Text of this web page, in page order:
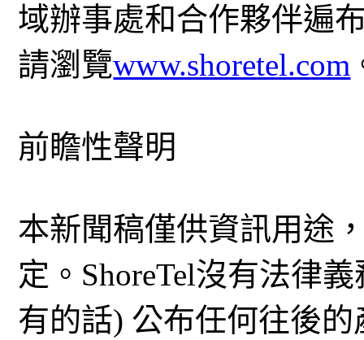
域辦事處和合作夥伴遍
請瀏覽www.shoretel.com
前瞻性聲明
本新聞稿僅供資訊用途
定。ShoreTel沒有法律
有的話) 公布任何往後